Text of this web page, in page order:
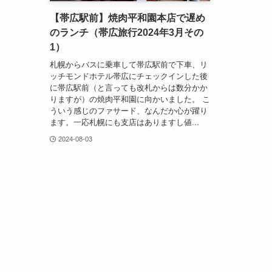
【帯広駅前】焼肉平和園本店で遅め
のランチ（帯広旅行2024年3月その
1）
札幌からバスに乗車して帯広駅前で下車、リ
ッチモンドホテル帯広にチェックインした後
に帯広駅前（と言っても改札からは数分かか
りますが）の焼肉平和園に向かいました。 こ
ういう感じのファサード、なんだか心が躍り
ます。一応札幌にも支店はありますし値...
2024-08-03